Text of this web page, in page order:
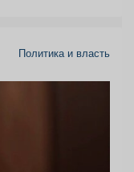
Политика и власть